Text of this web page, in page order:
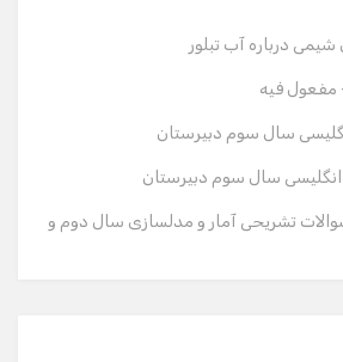
درباره آب تبلور
فیه
سال سوم دبیرستان
سال سوم دبیرستان
تشریحی آمار و مدلسازی سال دوم و
لطفاً شماره تماس یا ایمیل خود را